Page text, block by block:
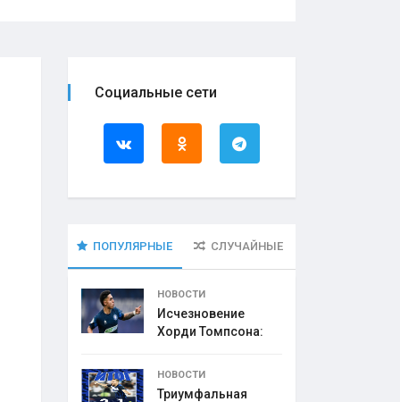
Социальные сети
ПОПУЛЯРНЫЕ СЛУЧАЙНЫЕ
НОВОСТИ
Исчезновение
Хорди Томпсона:
НОВОСТИ
Триумфальная